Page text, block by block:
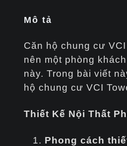
Mô tả
Căn hộ chung cư
nên một phòng
này. Trong bài viết
hộ chung cư VCI
Thiết Kế Nội Thất
Phong cách